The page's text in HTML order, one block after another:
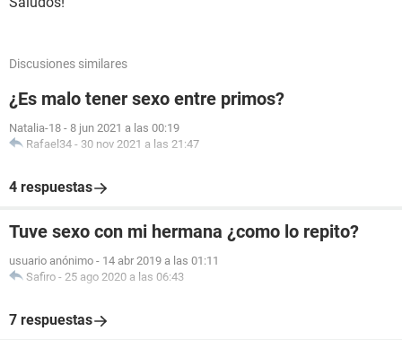
Discusiones similares
¿Es malo tener sexo entre primos?
Natalia-18 - 8 jun 2021 a las 00:19
Rafael34 - 30 nov 2021 a las 21:47
4 respuestas
Tuve sexo con mi hermana ¿como lo repito?
usuario anónimo - 14 abr 2019 a las 01:11
Safiro - 25 ago 2020 a las 06:43
7 respuestas